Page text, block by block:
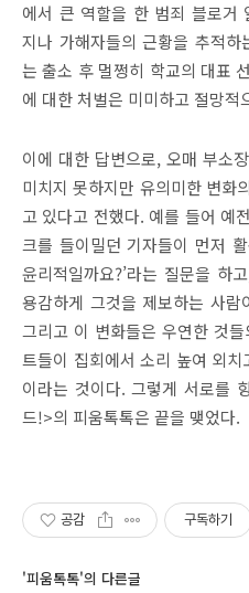
에서 큰 역할을 한 범죄 블로거
지나 가해자들의 근황을 추적하
는 출소 후 멀쩡히 학교의 대표
에 대한 처벌은 미미하고 절망적
이에 대한 답변으로, 오매 부소
미치지 못하지만 유의미한 변화
고 있다고 전했다. 예를 들어 예
크를 들이밀던 기자들이 먼저
윤리적일까요?’라는 질문을 하고
용감하게 그것을 제보하는 사
그리고 이 변화들은 우연한 것
트들이 집회에서 소리 높여 외치
이라는 것이다.그렇게 서로를
드!>의 피움톡톡은 끝을 맺었다.
공감 구독하기
'피움톡톡'의 다른글